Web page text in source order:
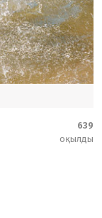
639
оқылды